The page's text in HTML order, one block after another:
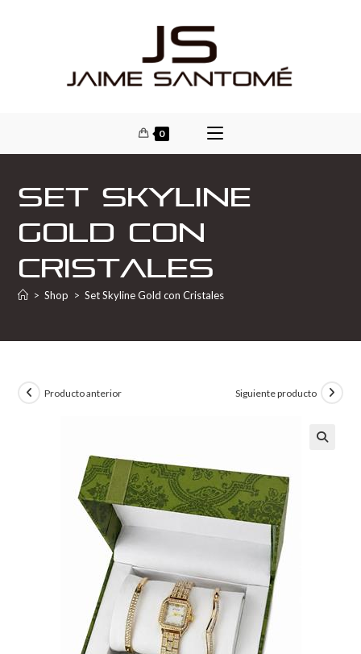
0
Set Skyline
Gold con
Cristales
> Shop > Set Skyline Gold con Cristales
Producto anterior Siguiente producto